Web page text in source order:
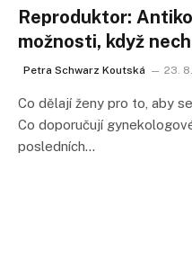
Reproduktor:
možnosti, když
Petra Schwarz Koutská 23.
Co dělají ženy pro to, aby
Co doporučují
posledních…